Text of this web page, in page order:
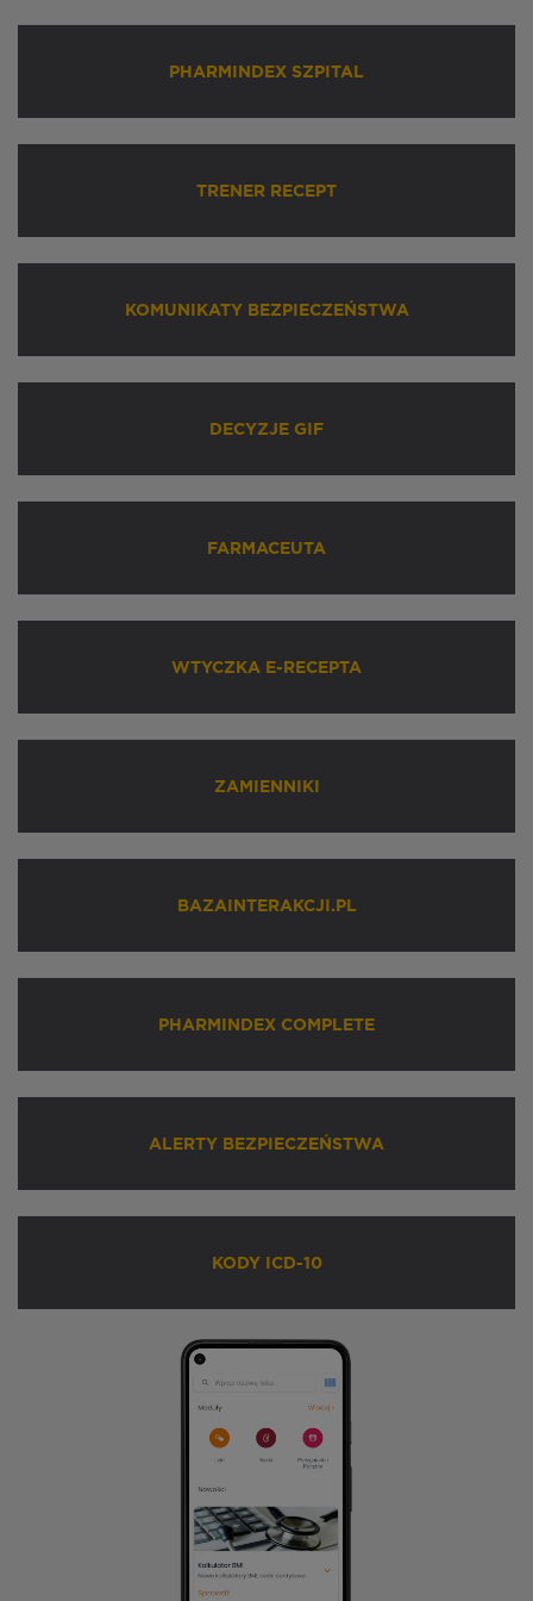
PHARMINDEX SZPITAL
TRENER RECEPT
KOMUNIKATY BEZPIECZEŃSTWA
DECYZJE GIF
FARMACEUTA
WTYCZKA E-RECEPTA
ZAMIENNIKI
BAZAINTERAKCJI.PL
PHARMINDEX COMPLETE
ALERTY BEZPIECZEŃSTWA
KODY ICD-10